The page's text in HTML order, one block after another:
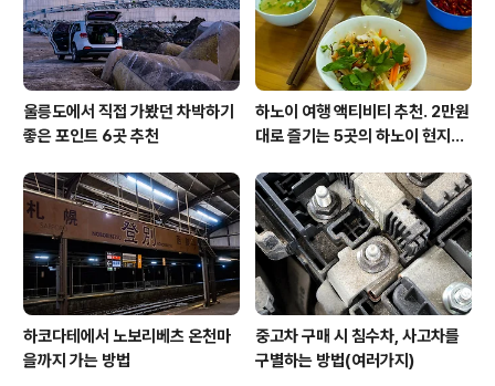
울릉도에서 직접 가봤던 차박하기
좋은 포인트 6곳 추천
하노이 여행 액티비티 추천. 2만원
대로 즐기는 5곳의 하노이 현지인
하코다테에서 노보리베츠 온천마
을까지 가는 방법
중고차 구매 시 침수차, 사고차를
구별하는 방법(여러가지)